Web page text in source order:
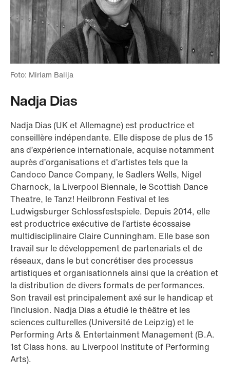
Foto: Miriam Balija
Nadja Dias
Nadja Dias (UK et Allemagne) est productrice et
conseillère indépendante. Elle dispose de plus de 15
ans d’expérience internationale, acquise notamment
auprès d’organisations et d’artistes tels que la
Candoco Dance Company, le Sadlers Wells, Nigel
Charnock, la Liverpool Biennale, le Scottish Dance
Theatre, le Tanz! Heilbronn Festival et les
Ludwigsburger Schlossfestspiele. Depuis 2014, elle
est productrice exécutive de l’artiste écossaise
multidisciplinaire Claire Cunningham. Elle base son
travail sur le développement de partenariats et de
réseaux, dans le but concrétiser des processus
artistiques et organisationnels ainsi que la création et
la distribution de divers formats de performances.
Son travail est principalement axé sur le handicap et
l’inclusion. Nadja Dias a étudié le théâtre et les
sciences culturelles (Université de Leipzig) et le
Performing Arts & Entertainment Management (B.A.
1st Class hons. au Liverpool Institute of Performing
Arts).